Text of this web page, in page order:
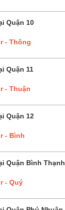
Quận 10
- Thông
Quận 11
- Thuận
Quận 12
- Bình
Quận Bình Thạnh
- Quý